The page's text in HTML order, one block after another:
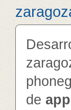
de app